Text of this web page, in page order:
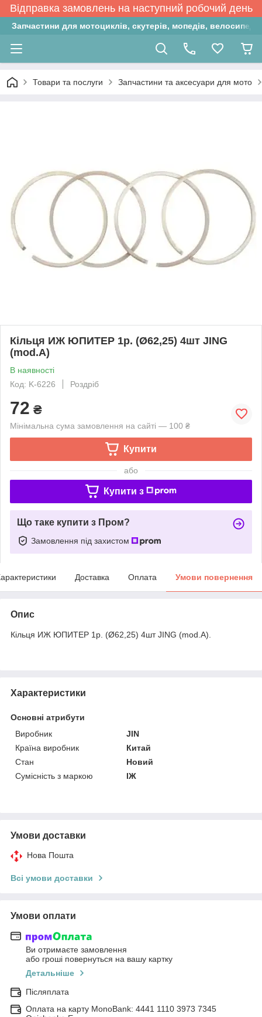
Відправка замовлень на наступний робочий день
Запчастини для мотоциклів, скутерів, мопедів,
Товари та послуги Запчастини та аксесуари для мото
Кільця ИЖ ЮПИТЕР 1р. (Ø62,25) 4шт JING
(mod.A)
В наявності
Код: K-6226
Роздріб
72 ₴
Мінімальна сума замовлення на сайті — 100 ₴
Купити
або
Купити з
Що таке купити з Пром?
Замовлення під захистом
Доставка Оплата Умови повернення
Опис
Кільця ИЖ ЮПИТЕР 1р. (Ø62,25) 4шт JING (mod.A).
Характеристики
Основні атрибути
Виробник
JIN
Країна виробник
Китай
Стан
Новий
Сумісність з маркою
ІЖ
Умови доставки
Нова Пошта
Всі умови доставки
Умови оплати
Ви отримаєте замовлення
або гроші повернуться на вашу картку
Детальніше
Післяплата
Оплата на карту MonoBank: 4441 1110 3973 7345